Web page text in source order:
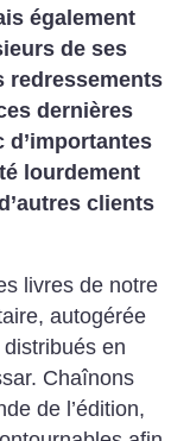
également
de ses
redressements
dernières
d’importantes
lourdement
clients
livres de notre
autogérée
en
Chaînons
de l’édition,